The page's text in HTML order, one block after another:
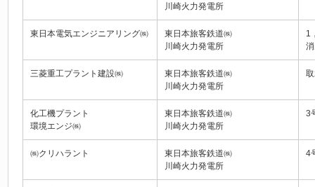
川崎火力発電所
東日本電気エンジニアリング㈱
東日本旅客鉄道㈱
川崎火力発電所
1
三菱重工プラント建設㈱
東日本旅客鉄道㈱
川崎火力発電所
化工機プラント
環境エンジ㈱
東日本旅客鉄道㈱
川崎火力発電所
3
㈱クリハラント
東日本旅客鉄道㈱
川崎火力発電所
4